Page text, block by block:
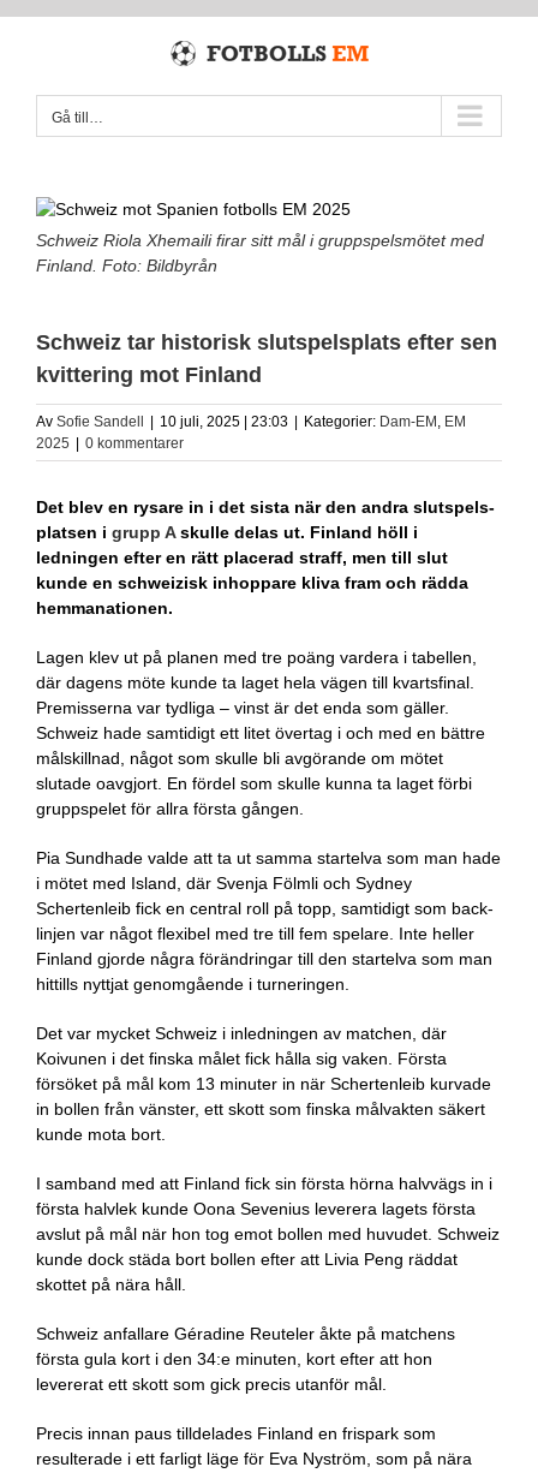
Gå till…
Schweiz Riola Xhemaili firar sitt mål i gruppspelsmötet med
Finland. Foto: Bildbyrån
Schweiz tar historisk slutspelsplats efter sen
kvittering mot Finland
Av Sofie Sandell 10 juli, 2025 | 23:03 Kategorier: Dam-EM , EM
2025
0 kommentarer
Det blev en rysare in i det sista när den andra slutspels-
platsen i grupp Askulle delas ut. Finland höll i
ledningen efter en rätt placerad straff, men till slut
kunde en schweizisk inhoppare kliva fram och rädda
hemmanationen.
Lagen klev ut på planen med tre poäng vardera i tabellen,
där dagens möte kunde ta laget hela vägen till kvartsfinal.
Premisserna var tydliga – vinst är det enda som gäller.
Schweiz hade samtidigt ett litet övertag i och med en bättre
målskillnad, något som skulle bli avgörande om mötet
slutade oavgjort. En fördel som skulle kunna ta laget förbi
gruppspelet för allra första gången.
Pia Sundhade valde att ta ut samma startelva som man hade
i mötet med Island, där Svenja Fölmli och Sydney
Schertenleib fick en central roll på topp, samtidigt som back-
linjen var något flexibel med tre till fem spelare. Inte heller
Finland gjorde några förändringar till den startelva som man
hittills nyttjat genomgående i turneringen.
Det var mycket Schweiz i inledningen av matchen, där
Koivunen i det finska målet fick hålla sig vaken. Första
försöket på mål kom 13 minuter in när Schertenleib kurvade
in bollen från vänster, ett skott som finska målvakten säkert
kunde mota bort.
I samband med att Finland fick sin första hörna halvvägs in i
första halvlek kunde Oona Sevenius leverera lagets första
avslut på mål när hon tog emot bollen med huvudet. Schweiz
kunde dock städa bort bollen efter att Livia Peng räddat
skottet på nära håll.
Schweiz anfallare Géradine Reuteler åkte på matchens
första gula kort i den 34:e minuten, kort efter att hon
levererat ett skott som gick precis utanför mål.
Precis innan paus tilldelades Finland en frispark som
resulterade i ett farligt läge för Eva Nyström, som på nära